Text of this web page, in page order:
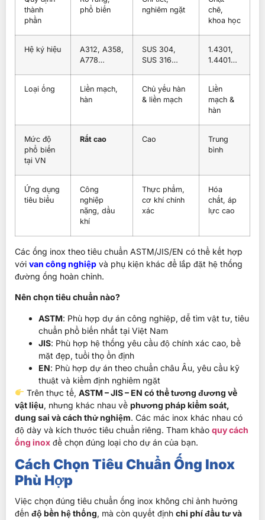
thành
phần
phổ biến
nghiêm ngặt
chẽ,
khoa học
Hệ ký hiệu
A312, A358,
A778…
SUS 304,
SUS 316…
1.4301,
1.4401…
Loại ống
Liền mạch,
hàn
Chủ yếu hàn
& liền mạch
Liền
mạch &
hàn
Mức độ
phổ biến
tại VN
Rất cao Cao
Trung
bình
Ứng dụng
tiêu biểu
Công
nghiệp
nặng, dầu
khí
Thực phẩm,
cơ khí chính
xác
Hóa
chất, áp
lực cao
Các ống inox theo tiêu chuẩn ASTM/JIS/EN có thể kết hợp
với van công nghiệp và phụ kiện khác để lắp đặt hệ thống
đường ống hoàn chỉnh.
Nên chọn tiêu chuẩn nào?
ASTM: Phù hợp dự án công nghiệp, dễ tìm vật tư, tiêu
chuẩn phổ biến nhất tại Việt Nam
JIS: Phù hợp hệ thống yêu cầu độ chính xác cao, bề
mặt đẹp, tuổi thọ ổn định
EN: Phù hợp dự án theo chuẩn châu Âu, yêu cầu kỹ
thuật và kiểm định nghiêm ngặt
Trên thực tế, ASTM – JIS – EN có thể tương đương về
vật liệu, nhưng khác nhau về phương pháp kiểm soát,
dung sai và cách thử nghiệm. Các mác inox khác nhau có
độ dày và kích thước tiêu chuẩn riêng. Tham khảo quy cách
ống inox để chọn đúng loại cho dự án của bạn.
Cách Chọn Tiêu Chuẩn Ống Inox
Phù Hợp
Việc chọn đúng tiêu chuẩn ống inox không chỉ ảnh hưởng
đến độ bền hệ thống, mà còn quyết định chi phí đầu tư và